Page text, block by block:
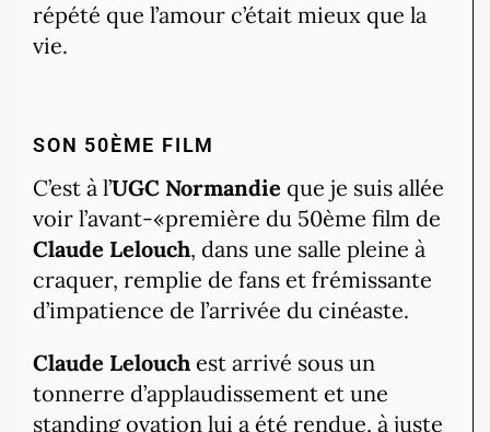
répété que l’amour c’était mieux que la
vie.
SON 50ÈME FILM
C’est à l’UGC Normandie que je suis allée
voir l’avant-«première du 50ème film de
Claude Lelouch, dans une salle pleine à
craquer, remplie de fans et frémissante
d’impatience de l’arrivée du cinéaste.
Claude Lelouch est arrivé sous un
tonnerre d’applaudissement et une
standing ovation lui a été rendue, à juste